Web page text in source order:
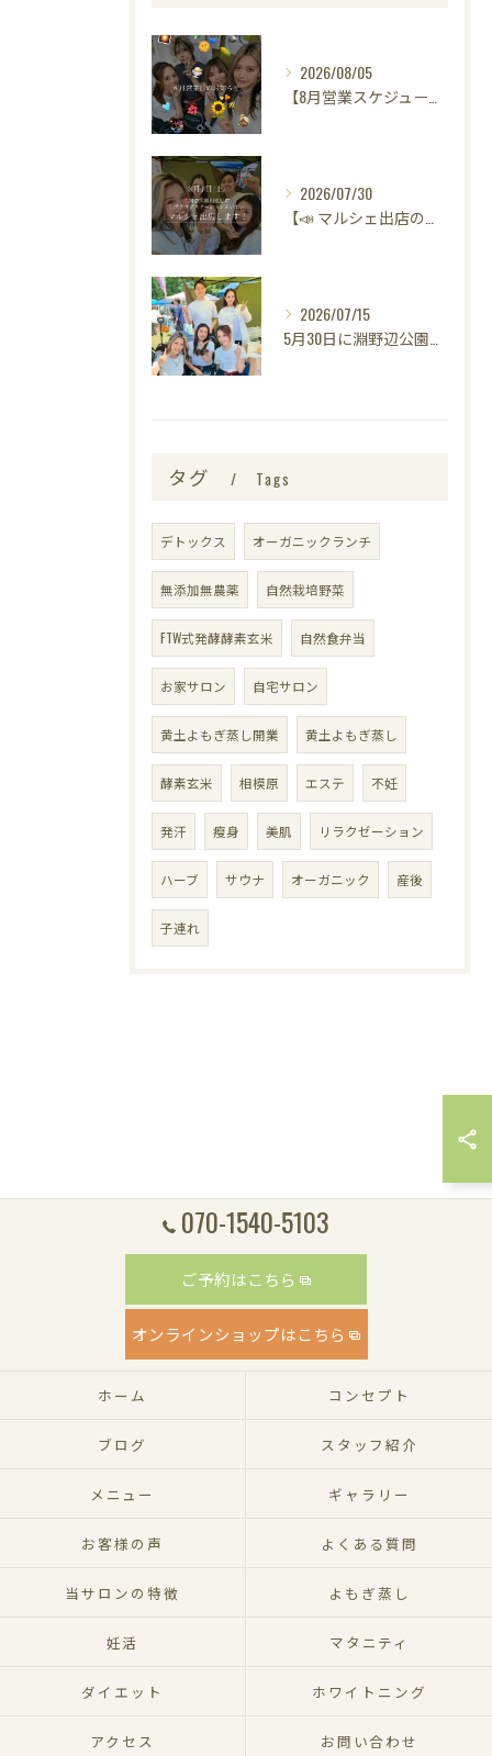
2026/08/05
【8月営業スケジュールのお知らせ🌻】
2026/07/30
【📣 マルシェ出店のお知らせ 🌿】
2026/07/15
5月30日に淵野辺公園で開催された
タグ Tags
デトックス オーガニックランチ
無添加無農薬 自然栽培野菜
FTW式発酵酵素玄米 自然食弁当
お家サロン 自宅サロン
黄土よもぎ蒸し開業 黄土よもぎ蒸し
酵素玄米 相模原 エステ 不妊
発汗 瘦身 美肌 リラクゼーション
ハーブ サウナ オーガニック 産後
子連れ
070-1540-5103
ご予約はこちら
オンラインショップはこちら
ホーム コンセプト
ブログ スタッフ紹介
メニュー ギャラリー
お客様の声 よくある質問
当サロンの特徴 よもぎ蒸し
妊活 マタニティ
ダイエット ホワイトニング
アクセス お問い合わせ